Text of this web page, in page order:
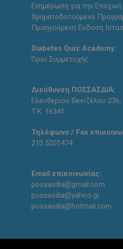
Ενημέρωση για την Εποχική
Χρηματοδοτούμενα
Προηγούμενη Έκδοση
Diabetes Quiz Academy:
Όροι Συμμετοχής
Διεύθυνση ΠΟΣΣΑΣΔΙΑ:
Ελευθερίου Βενιζέλου
Τ.Κ. 16341
Τηλέφωνο / Fax
210 5201474
Email επικοινωνίας:
possasdia@gmail.com
possasdia@yahoo.gr
possasdia@hotmail.com